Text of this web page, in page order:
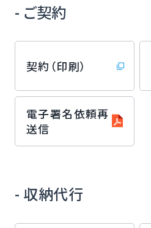
- ご契約
契約（印刷）
電子署名依頼再
送信
- 収納代行